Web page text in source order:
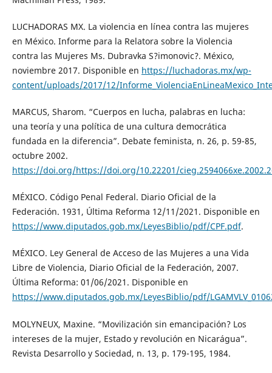
LUCHADORAS MX. La violencia en línea contra las mujeres
en México. Informe para la Relatora sobre la Violencia
contra las Mujeres Ms. Dubravka S?imonovic?. México,
noviembre 2017. Disponible en https://luchadoras.mx/wp-
content/uploads/2017/12/
MARCUS, Sharom. “Cuerpos en lucha, palabras en lucha:
una teoría y una política de una cultura democrática
fundada en la diferencia”. Debate feminista, n. 26, p. 59-85,
octubre 2002.
https://doi.org/https://doi.org/10.22201/
MÉXICO. Código Penal Federal. Diario Oficial de la
Federación. 1931, Última Reforma 12/11/2021. Disponible en
https://www.diputados.gob.mx/LeyesBiblio/pdf/CPF.pdf.
MÉXICO. Ley General de Acceso de las Mujeres a una Vida
Libre de Violencia, Diario Oficial de la Federación, 2007.
Última Reforma: 01/06/2021. Disponible en
https://www.diputados.gob.mx/LeyesBiblio/pdf/
MOLYNEUX, Maxine. “Movilización sin emancipación? Los
intereses de la mujer, Estado y revolución en Nicarágua”.
Revista Desarrollo y Sociedad, n. 13, p. 179-195, 1984.